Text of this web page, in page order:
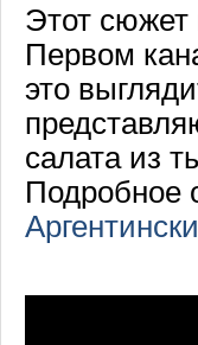
Этот сюжет
Первом
это
салата из
Подробное